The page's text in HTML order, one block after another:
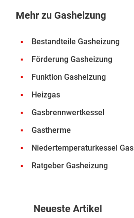
Mehr zu Gasheizung
Bestandteile Gasheizung
Förderung Gasheizung
Funktion Gasheizung
Heizgas
Gasbrennwertkessel
Gastherme
Niedertemperaturkessel Gas
Ratgeber Gasheizung
Neueste Artikel